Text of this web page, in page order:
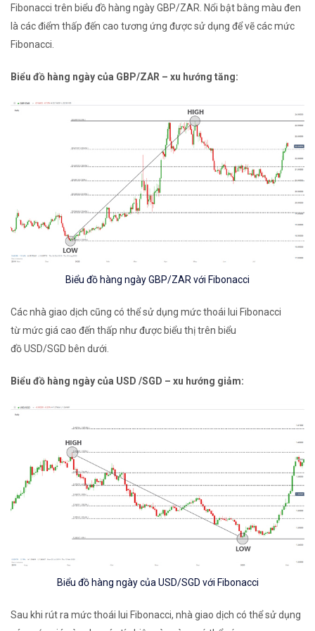
Fibonacci trên biểu đồ hàng ngày GBP/ZAR. Nổi bật bằng màu đen
là các điểm thấp đến cao tương ứng được sử dụng để vẽ các mức
Fibonacci.
Biểu đồ hàng ngày của GBP/ZAR – xu hướng tăng:
Biểu đồ hàng ngày GBP/ZAR với Fibonacci
Các nhà giao dịch cũng có thể sử dụng mức thoái lui Fibonacci
từ mức giá cao đến thấp như được biểu thị trên biểu
đồUSD/SGD bên dưới.
Biểu đồ hàng ngày của USD /SGD – xu hướng giảm:
Biểu đồ hàng ngày của USD/SGD với Fibonacci
Sau khi rút ra mức thoái lui Fibonacci, nhà giao dịch có thể sử dụng